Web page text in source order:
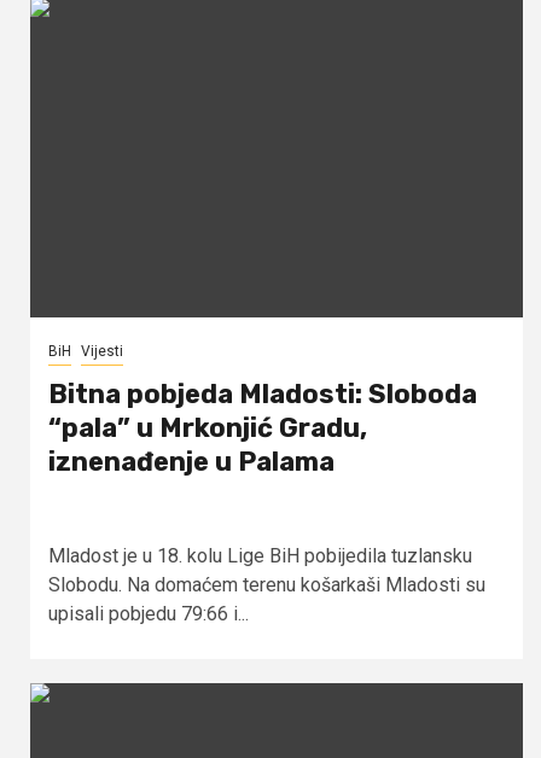
BiH Vijesti
Bitna pobjeda Mladosti: Sloboda
“pala” u Mrkonjić Gradu,
iznenađenje u Palama
Mladost je u 18. kolu Lige BiH pobijedila tuzlansku
Slobodu. Na domaćem terenu košarkaši Mladosti su
upisali pobjedu 79:66 i...